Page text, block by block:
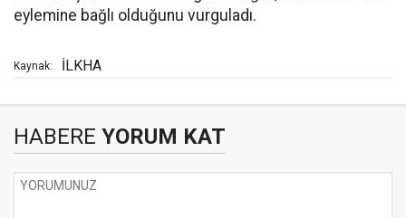
eylemine bağlı olduğunu vurguladı.
Kaynak: İLKHA
HABERE YORUM KAT